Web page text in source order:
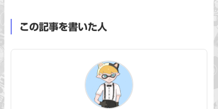
この記事を書いた人